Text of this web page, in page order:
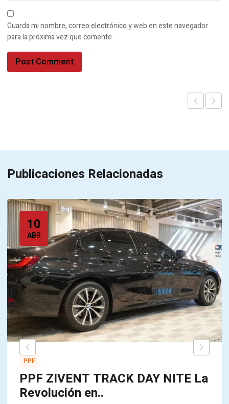
Guarda mi nombre, correo electrónico y web en este navegador
para la próxima vez que comente.
Publicaciones Relacionadas
10
ABR
PPF
PPF ZIVENT TRACK DAY NITE La
Revolución en..